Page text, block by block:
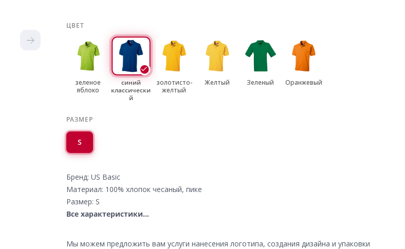
ЦВЕТ
зеленое
яблоко
синий
классически
й
золотисто-
желтый
Желтый Зеленый Оранжевый
РАЗМЕР
S
Бренд: US Basic
Материал: 100% хлопок чесаный, пике
Размер: S
Все характеристики...
Мы можем предложить вам услуги нанесения логотипа, создания дизайна и упаковки